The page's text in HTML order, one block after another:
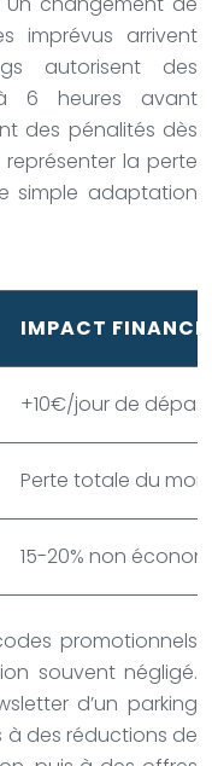
imprévus arrivent
autorisent des
6 heures avant
des pénalités dès
la perte
simple adaptation
IMPACT
+10€/jour de
Perte totale du
15-20% non
promotionnels
souvent négligé.
d’un parking
des réductions de